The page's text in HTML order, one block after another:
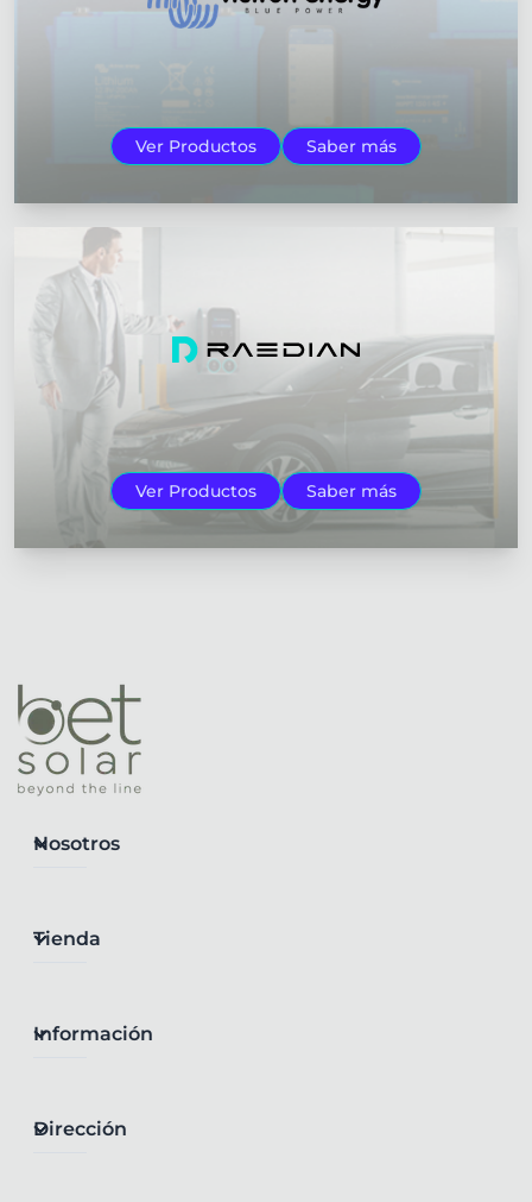
Ver Productos Saber más
Ver Productos Saber más
Nosotros
Tienda
Información
Dirección